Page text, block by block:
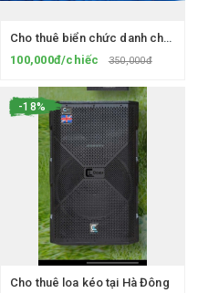
Cho thuê biển chức danh chân gỗ
100,000đ/chiếc
350,000đ
-18%
Cho thuê loa kéo tại Hà Đông